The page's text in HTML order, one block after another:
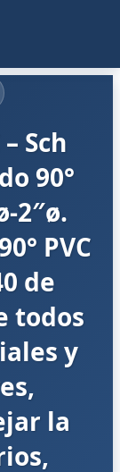
Sch
90°
2″ø.
PVC
de
todos
y
la